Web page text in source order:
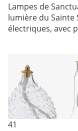
Lampes de
lumière du Sainte
électriques, avec
41